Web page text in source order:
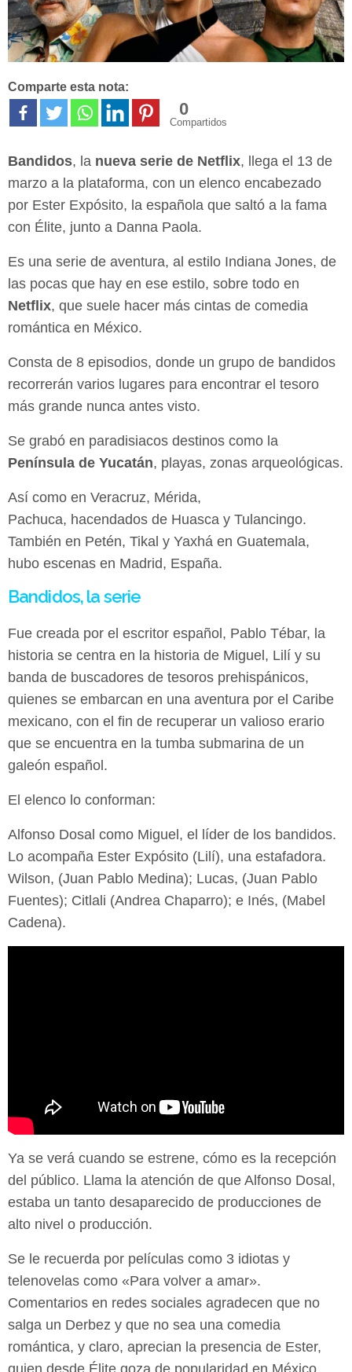
Comparte esta nota:
0
Compartidos
Bandidos, la nueva serie de Netflix, llega el 13 de
marzo a la plataforma, con un elenco encabezado
por Ester Expósito, la española que saltó a la fama
con Élite, junto a Danna Paola.
Es una serie de aventura, al estilo Indiana Jones, de
las pocas que hay en ese estilo, sobre todo en
Netflix, que suele hacer más cintas de comedia
romántica en México.
Consta de 8 episodios, donde un grupo de bandidos
recorrerán varios lugares para encontrar el tesoro
más grande nunca antes visto.
Se grabó en paradisiacos destinos como la
Península de Yucatán, playas, zonas arqueológicas.
Así como en Veracruz, Mérida,
Pachuca, hacendados de Huasca y Tulancingo.
También en Petén, Tikal y Yaxhá en Guatemala,
hubo escenas en Madrid, España.
Bandidos, la serie
Fue creada por el escritor español, Pablo Tébar, la
historia se centra en la historia de Miguel, Lilí y su
banda de buscadores de tesoros prehispánicos,
quienes se embarcan en una aventura por el Caribe
mexicano, con el fin de recuperar un valioso erario
que se encuentra en la tumba submarina de un
galeón español.
El elenco lo conforman:
Alfonso Dosal como Miguel, el líder de los bandidos.
Lo acompaña Ester Expósito (Lilí), una estafadora.
Wilson, (Juan Pablo Medina); Lucas, (Juan Pablo
Fuentes); Citlali (Andrea Chaparro); e Inés, (Mabel
Cadena).
Ya se verá cuando se estrene, cómo es la recepción
del público. Llama la atención de que Alfonso Dosal,
estaba un tanto desaparecido de producciones de
alto nivel o producción.
Se le recuerda por películas como 3 idiotas y
telenovelas como «Para volver a amar».
Comentarios en redes sociales agradecen que no
salga un Derbez y que no sea una comedia
romántica, y claro, aprecian la presencia de Ester,